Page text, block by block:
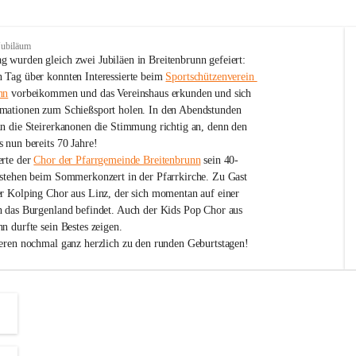
wurden gleich zwei Jubiläen in Breitenbrunn gefeiert:
Tag über konnten Interessierte beim Sportschützenverein
vorbeikommen und das Vereinshaus erkunden und sich
zum Schießsport holen. In den Abendstunden
die Steirerkanonen die Stimmung richtig an, denn den
nun bereits 70 Jahre!
der Chor der Pfarrgemeinde Breitenbrunn sein 40-
beim Sommerkonzert in der Pfarrkirche. Zu Gast
Kolping Chor aus Linz, der sich momentan auf einer
das Burgenland befindet. Auch der Kids Pop Chor aus
durfte sein Bestes zeigen.
nochmal ganz herzlich zu den runden Geburtstagen!